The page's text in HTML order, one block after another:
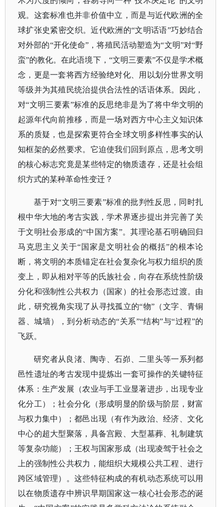
观。这套标准也并非价值中立，而是与近代欧洲的全
球扩张史紧密交织。近代欧洲的“文明话语”巧妙结合
对外部的“开化使命”，将殖民活动塑造为“文明”对“野
蛮”的教化。在此语境下，“文明三要素”不仅是学术概
念，更是一套将西方经验绝对化、用以划分世界文明
等级并为其殖民统治提供合法性的话语体系。因此，
对“文明三要素”标准的反思绝非是为了将中华文明的
起源年代向前推移，而是一场对西方中心主义知识体
系的质疑，也是探索更符合全球文明多样性事实的认
知框架的必然要求。它迫使我们回到原点，思考文明
的核心标志究竟是某些特定的物质遗存，还是社会组
织方式的某种革命性变迁？
基于对“文明三要素”标准的批判性反思，同时扎
根中华大地的考古实践，学术界逐步提出并完善了关
于文明社会形成的“中国方案”。其理论基石明确回归
马克思主义关于“国家是文明社会的概括”的根本论
断，将文明的本质锚定在社会复杂化与权力组织的质
变上，即从相对平等的氏族社会，向存在系统性阶级
分化和强制性公共权力（国家）的社会形态过渡。由
此，研究视角实现了从寻找孤立的“物”（文字、青铜
器、城墙），到分析动态的“关系”“结构”与“过程”的
飞跃。
研究者从良渚、陶寺、石峁、二里头等一系列都
邑性遗址的考古发现中提炼出一套可操作的关键特征
体系：生产发展（农业与手工业显著进步，出现专业
化分工）；社会分化（形成明显的阶级与阶层，财富
与权力集中）；都邑出现（有作为政治、经济、文化
中心的超大型聚落，具备宫殿、大型墓葬、礼制建筑
等复杂功能）；王权与国家形成（出现凌驾于社会之
上的强制性公共权力，能组织大规模公共工程、进行
跨区域管理）。这些特征构成的有机动态系统可以用
以在物质遗存中辨识早期国家这一核心社会形态的诞